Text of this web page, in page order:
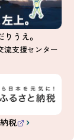
りうえ。
流支援センター
税